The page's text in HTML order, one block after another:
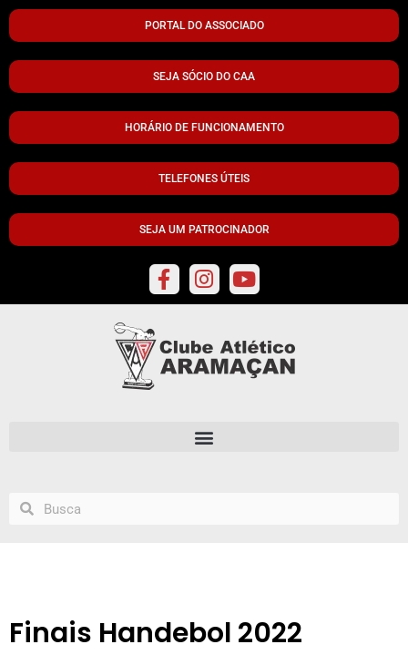
PORTAL DO ASSOCIADO
SEJA SÓCIO DO CAA
HORÁRIO DE FUNCIONAMENTO
TELEFONES ÚTEIS
SEJA UM PATROCINADOR
Finais Handebol 2022